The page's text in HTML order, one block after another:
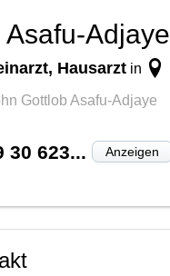
Asafu-Adjaye
Hausarzt in
Gottlob Asafu-Adjaye
30 623... Anzeigen